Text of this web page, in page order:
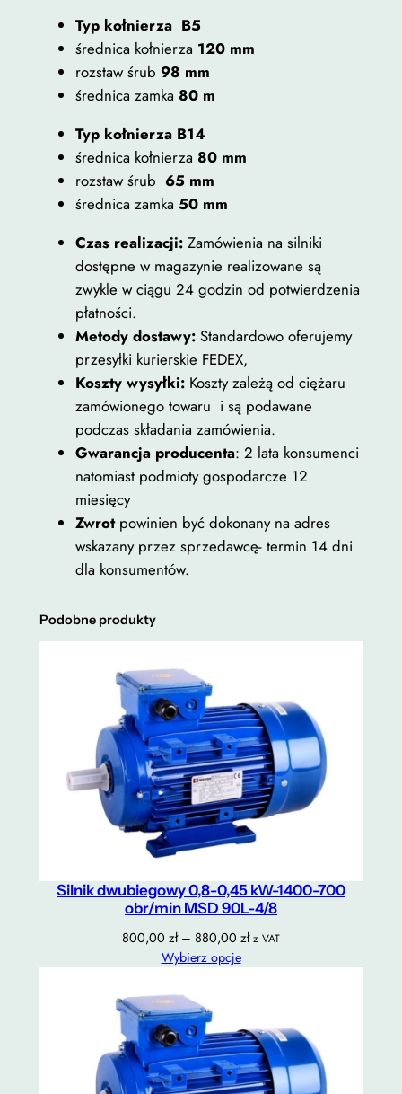
Typ kołnierza B5
średnica kołnierza 120 mm
rozstaw śrub 98 mm
średnica zamka 80 m
Typ kołnierza B14
średnica kołnierza 80 mm
rozstaw śrub 65 mm
średnica zamka 50 mm
Czas realizacji:Zamówienia na silniki
dostępne w magazynie realizowane są
zwykle w ciągu 24 godzin od potwierdzenia
płatności.
Metody dostawy:Standardowo oferujemy
przesyłki kurierskie FEDEX,
Koszty wysyłki:Koszty zależą od ciężaru
zamówionego towaru i są podawane
podczas składania zamówienia.
Gwarancja producenta: 2 lata konsumenci
natomiast podmioty gospodarcze 12
miesięcy
Zwrotpowinien być dokonany na adres
wskazany przez sprzedawcę- termin 14 dni
dla konsumentów.
Podobne produkty
Silnik dwubiegowy 0,8-0,45 kW-1400-700
obr/min MSD 90L-4/8
800,00 zł – 880,00 złZakres
880,00 zł
z VAT
Wybierz opcje